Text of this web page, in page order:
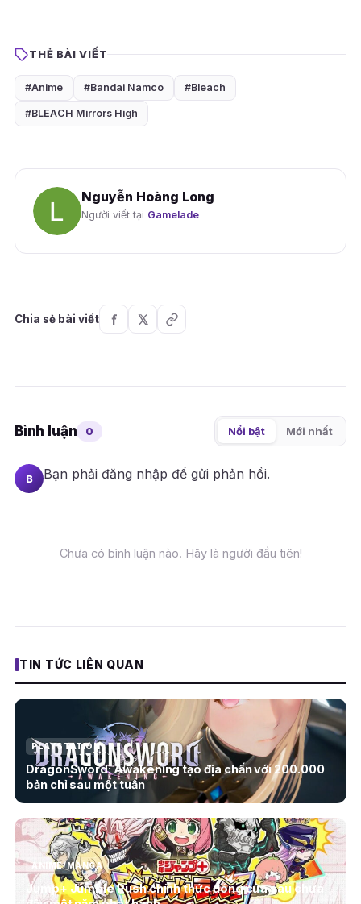
THẺ BÀI VIẾT
#Anime #Bandai Namco #Bleach
#BLEACH Mirrors High
Nguyễn Hoàng Long
Người viết tại Gamelade
Chia sẻ bài viết
Bình luận 0 Nổi bật Mới nhất
B Bạn phải đăng nhập để gửi phản hồi.
Chưa có bình luận nào. Hãy là người đầu tiên!
TIN TỨC LIÊN QUAN
PLAYSTATION
DragonSword: Awakening tạo địa chấn với 200.000
bản chỉ sau một tuần
ANIME/MANGA
Jump+ Jumble Rush chính thức đóng cửa sau chưa